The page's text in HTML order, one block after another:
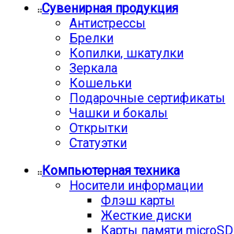
Сувенирная продукция
Антистрессы
Брелки
Копилки, шкатулки
Зеркала
Кошельки
Подарочные сертификаты
Чашки и бокалы
Открытки
Статуэтки
Компьютерная техника
Носители информации
Флэш карты
Жесткие диски
Карты памяти microSD